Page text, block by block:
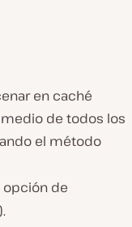
en caché
de todos los
el método
opción de